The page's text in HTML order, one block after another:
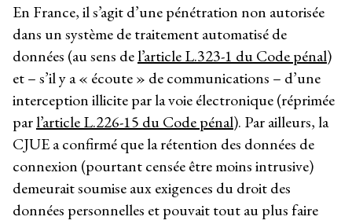
En France, il s’agit d’une pénétration non autorisée
dans un système de traitement automatisé de
données (au sens del’article L.323-1 du Code pénal)
et – s’il y a « écoute » de communications – d’une
interception illicite par la voie électronique (réprimée
parl’article L.226-15 du Code pénal). Par ailleurs, la
CJUE a confirmé que la rétention des données de
connexion (pourtant censée être moins intrusive)
demeurait soumise aux exigences du droit des
données personnelles et pouvait tout au plus faire